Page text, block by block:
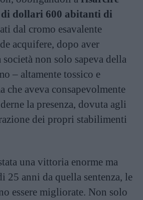
dollari 600 abitanti di
dal cromo esavalente
acquifere, dopo aver
non solo sapeva della
– altamente tossico e
che aveva consapevolmente
la presenza, dovuta agli
dei propri stabilimenti
una vittoria enorme ma
25 anni da quella sentenza, le
essere migliorate. Non solo